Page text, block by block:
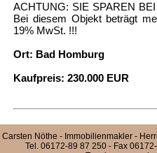
ACHTUNG: SIE SPAREN
Bei diesem Objekt beträgt
19% MwSt. !!!
Ort: Bad Homburg
Kaufpreis: 230.000 EUR
Carsten Nöthe - Immobilienmakler -
Tel. 06172-89 87 250 - Fax